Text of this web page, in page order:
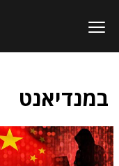
במנדיאנט